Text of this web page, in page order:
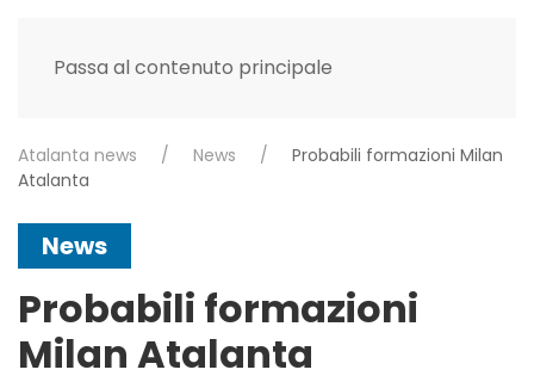
Passa al contenuto principale
Atalanta news News
Probabili formazioni Milan
Atalanta
News
Probabili formazioni
Milan Atalanta